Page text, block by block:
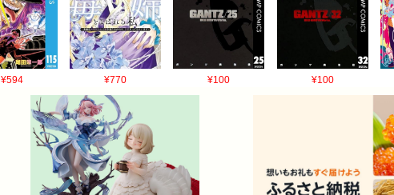
¥594 ¥770 ¥100 ¥100